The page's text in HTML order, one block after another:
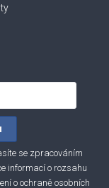
se zpracováním
informací o rozsahu
o ochraně osobních